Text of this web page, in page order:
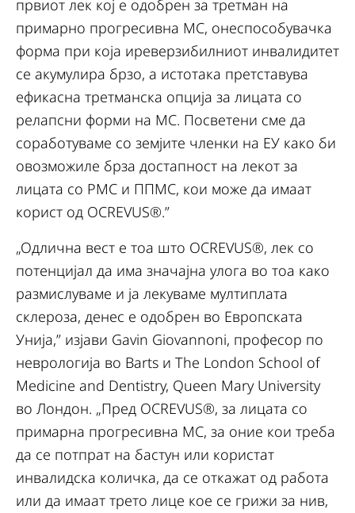
првиот лек кој е одобрен за третман на
примарно прогресивна МС, онеспособувачка
форма при која иреверзибилниот инвалидитет
се акумулира брзо, а истотака претставува
ефикасна третманска опција за лицата со
релапсни форми на МС. Посветени сме да
соработуваме со земјите членки на ЕУ како би
овозможиле брза достапност на лекот за
лицата со РМС и ППМС, кои може да имаат
корист од OCREVUS®.”
„Одлична вест е тоа што OCREVUS®, лек со
потенцијал да има значајна улога во тоа како
размислуваме и ја лекуваме мултиплата
склероза, денес е одобрен во Европската
Унија,” изјави Gavin Giovannoni, професор по
неврологија во Barts и The London School of
Medicine and Dentistry, Queen Mary University
во Лондон. „Пред OCREVUS®, за лицата со
примарна прогресивна МС, за оние кои треба
да се потпрат на бастун или користат
инвалидска количка, да се откажат од работа
или да имаат трето лице кое се грижи за нив,